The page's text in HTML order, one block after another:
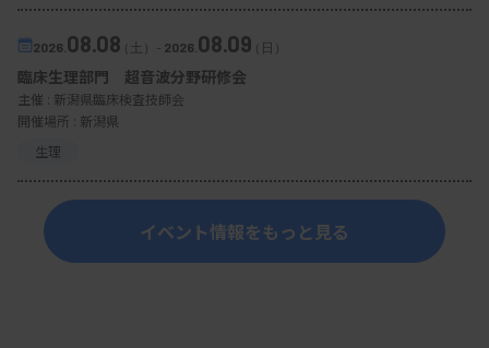
2026. 08.08（土） - 2026. 08.09 （日）
臨床生理部門 超音波分野研修会
主催 : 新潟県臨床検査技師会
開催場所 : 新潟県
生理
イベント情報をもっと見る